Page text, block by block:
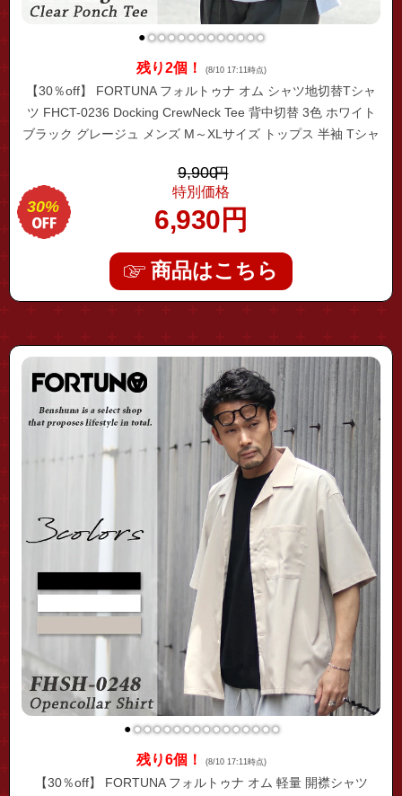
●●●●●●●●●●●●●
残り2個！ (8/10 17:11時点)
【30％off】 FORTUNA フォルトゥナ オム シャツ地切替Tシャ
ツ FHCT-0236 Docking CrewNeck Tee 背中切替 3色 ホワイト
ブラック グレージュ メンズ M～XLサイズ トップス 半袖 Tシャ
地 ブランド
9,900円
特別価格
6,930 円
30%
商品はこちら
"fhst-0184"
●●●●●●●●●●●●●●●●
残り6個！ (8/10 17:11時点)
【30％off】 FORTUNA フォルトゥナ オム 軽量 開襟シャツ